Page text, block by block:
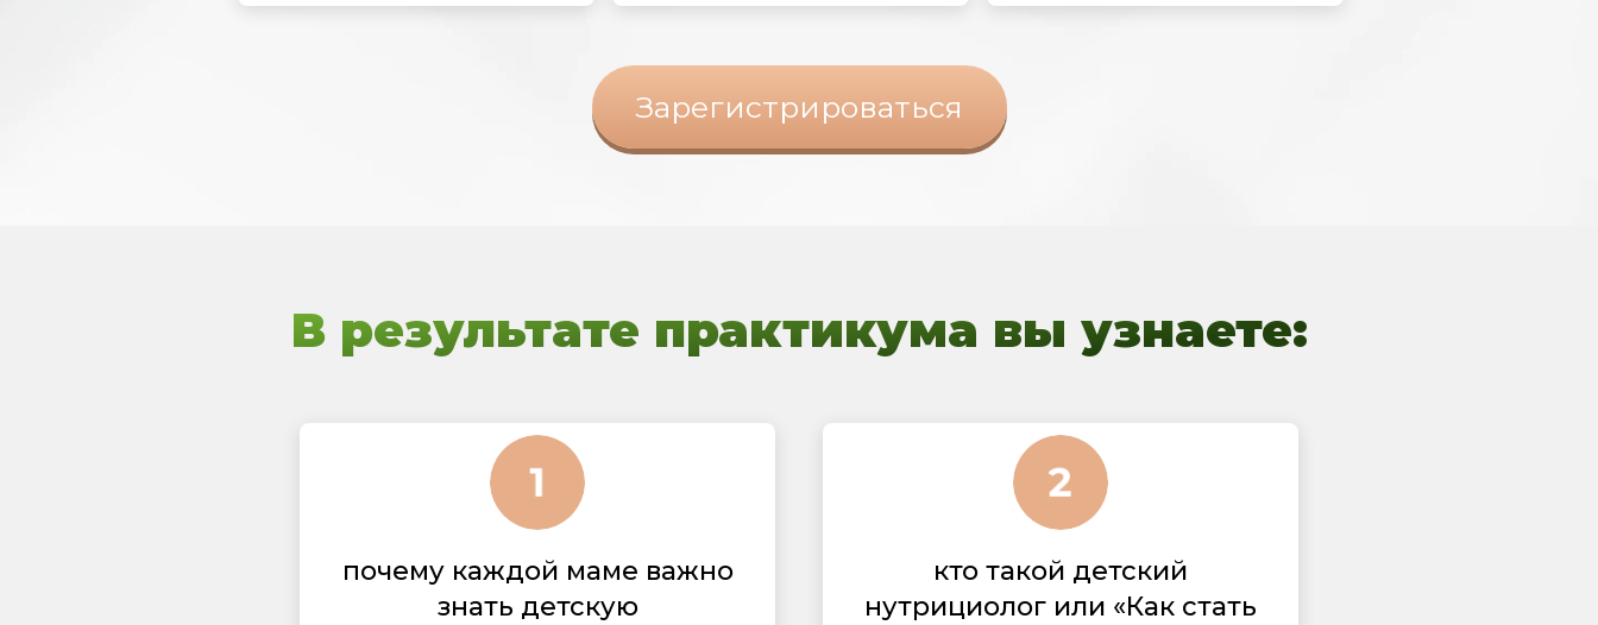
Зарегистрироваться
В результате практикума вы узнаете:
почему каждой маме важно
знать детскую
кто такой детский
нутрициолог или «Как стать